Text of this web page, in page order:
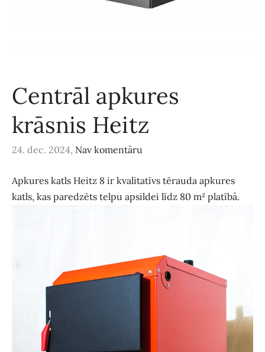
Centrāl apkures
krāsnis Heitz
24. dec. 2024, Nav komentāru
Apkures katls Heitz 8 ir kvalitatīvs tērauda apkures
katls, kas paredzēts telpu apsildei līdz 80 m² platībā.